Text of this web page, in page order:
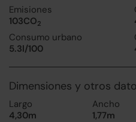
Emisiones
103CO2
Consumo urbano
5.3l/100
Dimensiones y otros
Largo
4,30m
Ancho
1,77m